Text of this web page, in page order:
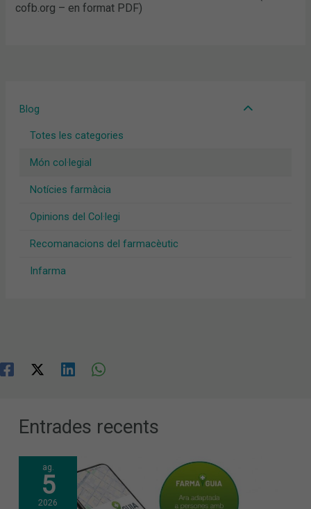
Blog
Totes les categories
Món col·legial
Notícies farmàcia
Opinions del Col·legi
Recomanacions del farmacèutic
Infarma
cofb.org – en format PDF)
Entrades recents
ag.
5
2026